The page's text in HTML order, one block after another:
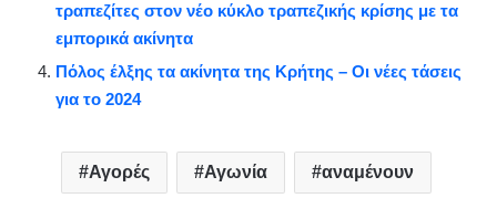
τραπεζίτες στον νέο κύκλο τραπεζικής κρίσης με τα
εμπορικά ακίνητα
Πόλος έλξης τα ακίνητα της Κρήτης – Οι νέες τάσεις
για το 2024
Αγορές Αγωνία αναμένουν